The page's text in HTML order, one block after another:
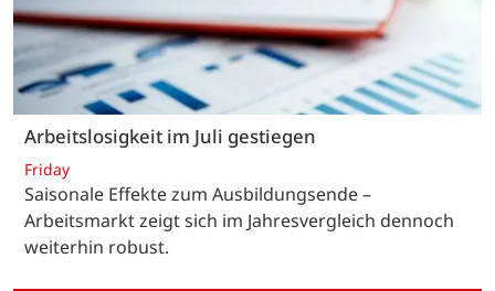
Arbeitslosigkeit im Juli gestiegen
Friday
Saisonale Effekte zum Ausbildungsende –
Arbeitsmarkt zeigt sich im Jahresvergleich dennoch
weiterhin robust.